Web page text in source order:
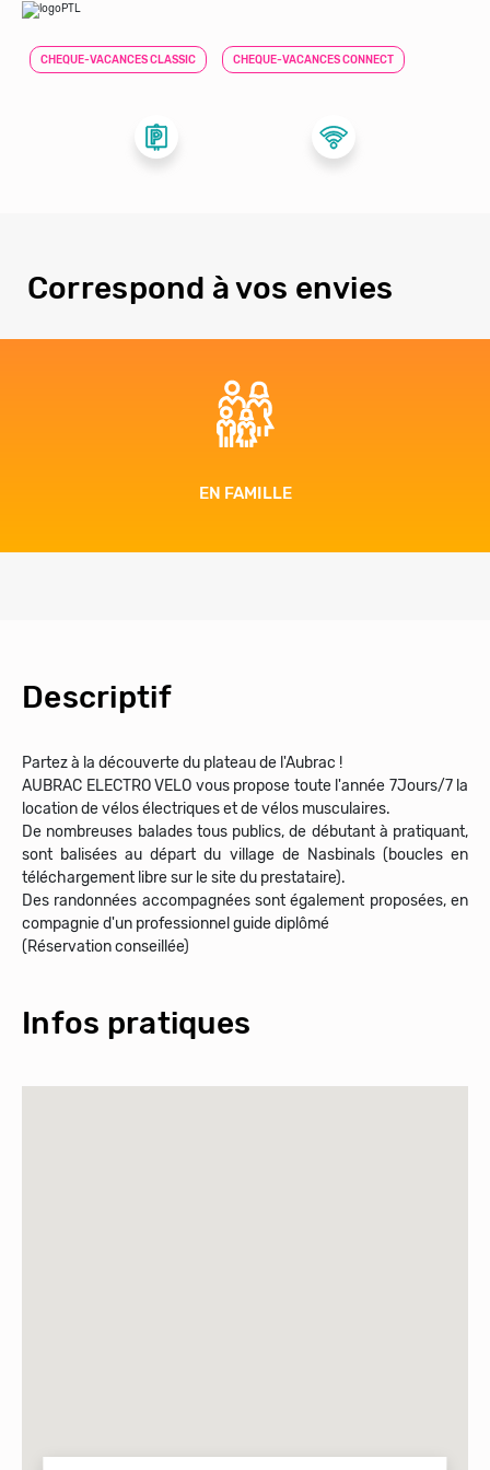
CHEQUE-VACANCES CLASSIC CHEQUE-VACANCES CONNECT
Correspond à vos envies
EN FAMILLE
Descriptif
Partez à la découverte du plateau de l'Aubrac !
AUBRAC ELECTRO VELO vous propose toute l'année 7Jours/7 la
location de vélos électriques et de vélos musculaires.
De nombreuses balades tous publics, de débutant à pratiquant,
sont balisées au départ du village de Nasbinals (boucles en
téléchargement libre sur le site du prestataire).
Des randonnées accompagnées sont également proposées, en
compagnie d'un professionnel guide diplômé
(Réservation conseillée)
Infos pratiques